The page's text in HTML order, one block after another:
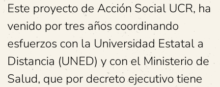
Este proyecto de Acción Social UCR, ha
venido por tres años coordinando
esfuerzos con la Universidad Estatal a
Distancia (UNED) y con el Ministerio de
Salud, que por decreto ejecutivo tiene